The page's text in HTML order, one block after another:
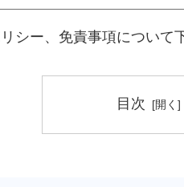
シー、免責事項について
目次